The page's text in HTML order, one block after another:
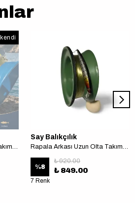
Say Balıkçılık
%8
₺ 920.00
₺ 849.00
7 Renk